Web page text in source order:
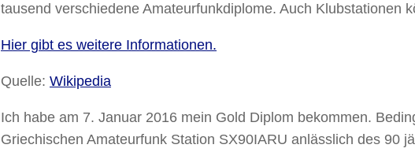
tausend verschiedene Amateurfunkdiplome. Auch Klubstationen
Hier gibt es weitere Informationen.
Quelle: Wikipedia
Ich habe am 7. Januar 2016 mein Gold Diplom bekommen.
Griechischen Amateurfunk Station SX90IARU anlässlich des 90